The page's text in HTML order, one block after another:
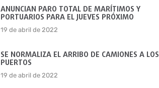
ANUNCIAN PARO TOTAL DE MARÍTIMOS Y
PORTUARIOS PARA EL JUEVES PRÓXIMO
19 de abril de 2022
SE NORMALIZA EL ARRIBO DE CAMIONES A LOS
PUERTOS
19 de abril de 2022